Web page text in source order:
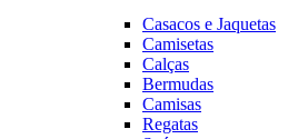
Casacos e Jaquetas
Camisetas
Calças
Bermudas
Camisas
Regatas